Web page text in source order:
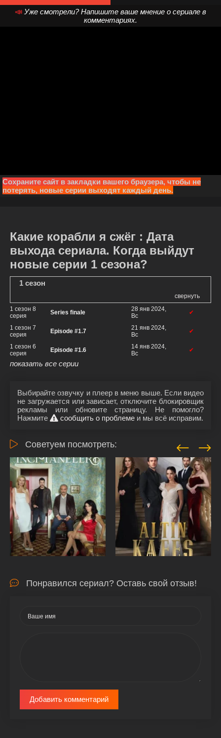
📣 Уже смотрели? Напишите ваше мнение о сериале в
комментариях.
Сохраните сайт в закладки вашего браузера, чтобы не
потерять, новые серии выходят каждый день.
Какие корабли я сжёг : Дата
выхода сериала. Когда выйдут
новые серии 1 сезона?
1 сезон
свернуть
1 сезон 8
серия
Series finale
28 янв 2024,
Вс
✔
1 сезон 7
серия
Episode #1.7
21 янв 2024,
Вс
✔
1 сезон 6
серия
Episode #1.6
14 янв 2024,
Вс
✔
показать все серии
Выбирайте озвучку и плеер в меню выше. Если видео
не загружается или зависает, отключите блокировщик
рекламы или обновите страницу. Не помогло?
Нажмите
сообщить о проблеме и мы всё исправим.
Советуем посмотреть:
Понравился сериал? Оставь свой отзыв!
Добавить комментарий